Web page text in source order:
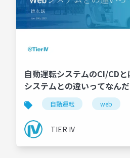
自動運転システムのCI/CD
システムとの違いってなんだ
自動運転 web
TIER IV